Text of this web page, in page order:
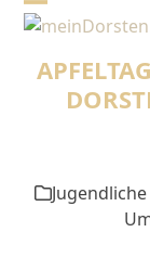
Skip
content
Open
mobile
menu
Close
mobile
menu